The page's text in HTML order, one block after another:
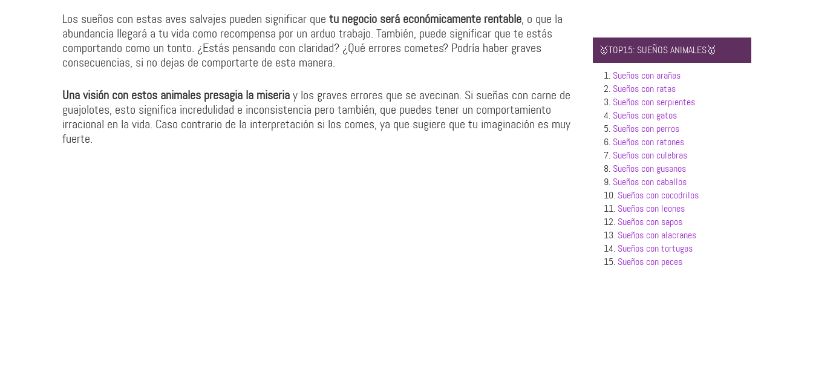
Los sueños con estas aves salvajes pueden significar que tu negocio será económicamente rentable, o que la
abundancia llegará a tu vida como recompensa por un arduo trabajo. También, puede significar que te estás
comportando como un tonto. ¿Estás pensando con claridad? ¿Qué errores cometes? Podría haber graves
consecuencias, si no dejas de comportarte de esta manera.
Una visión con estos animales presagia la miseriay los graves errores que se avecinan. Si sueñas con carne de
guajolotes, esto significa incredulidad e inconsistencia pero también, que puedes tener un comportamiento
irracional en la vida. Caso contrario de la interpretación si los comes, ya que sugiere que tu imaginación es muy
fuerte.
🥇TOP15: SUEÑOS ANIMALES🥇
1. Sueños con arañas
2. Sueños con ratas
3. Sueños con serpientes
4. Sueños con gatos
5. Sueños con perros
6. Sueños con ratones
7. Sueños con culebras
8. Sueños con gusanos
9. Sueños con caballos
10. Sueños con cocodrilos
11. Sueños con leones
12. Sueños con sapos
13. Sueños con alacranes
14. Sueños con tortugas
15. Sueños con peces